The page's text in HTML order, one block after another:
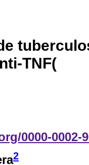
TNF(
0000-0002-
2